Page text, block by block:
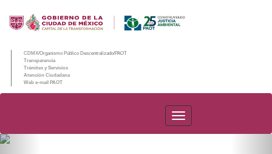
CDMX/Organismo Público Descentralizado/PAOT
Transparencia
Trámites y Servicios
Atención Ciudadana
Web e-mail PAOT
PAOT